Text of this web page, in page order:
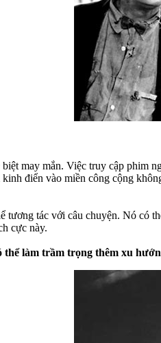
may mắn. Việc truy cập phim
điển vào miền công cộng
tương tác với câu chuyện. Nó có
cực này.
thể làm trầm trọng thêm xu